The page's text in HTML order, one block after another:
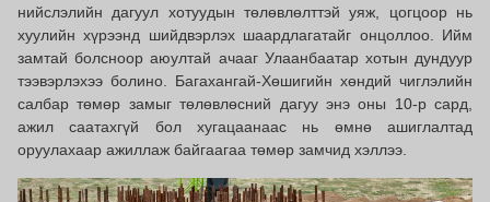
нийслэлийн дагуул хотуудын төлөвлөлттэй уяж, цогцоор нь
хуулийн хүрээнд шийдвэрлэх шаардлагатайг онцоллоо. Ийм
замтай болсноор аюултай ачааг Улаанбаатар хотын дундуур
тээвэрлэхээ болино. Багахангай-Хөшигийн хөндий чиглэлийн
салбар төмөр замыг төлөвлөсний дагуу энэ оны 10-р сард,
ажил саатахгүй бол хугацаанаас нь өмнө ашиглалтад
оруулахаар ажиллаж байгаагаа төмөр замчид хэллээ.